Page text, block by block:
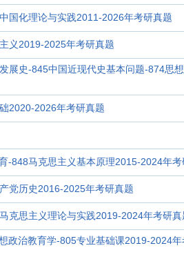
国化理论与实践2011-2026年考研真题
义2019-2025年考研真题
展史-845中国近现代史基本问题-874思
2020-2026年考研真题
-848马克思主义基本原理2015-2024年考
党历史2016-2025年考研真题
克思主义理论与实践2019-2024年考研真
政治教育学-805专业基础课2019-2024